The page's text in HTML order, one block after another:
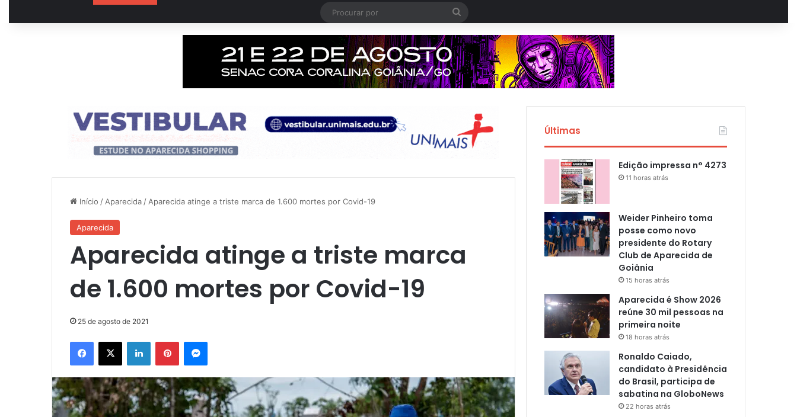
Procurar
por
Início / Aparecida / Aparecida atinge a triste marca de 1.600 mortes por Covid-19
Aparecida
Aparecida atinge a triste marca
de 1.600 mortes por Covid-19
25 de agosto de 2021
Facebook
X LinkedinPinterestMessenger
Últimas
Edição impressa n° 4273
11 horas atrás
Weider Pinheiro toma
posse como novo
presidente do Rotary
Club de Aparecida de
Goiânia
15 horas atrás
Aparecida é Show 2026
reúne 30 mil pessoas na
primeira noite
18 horas atrás
Ronaldo Caiado,
candidato à Presidência
do Brasil, participa de
sabatina na GloboNews
22 horas atrás